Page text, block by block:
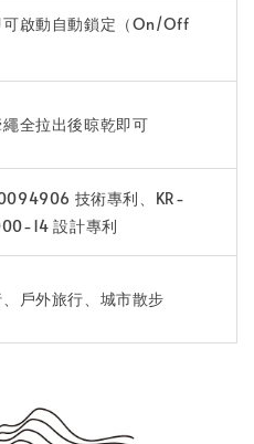
可啟動自動鎖定（On/Off
全拉出後晾乾即可
技術專利、KR-
14 設計專利
戶外旅行、城市散步